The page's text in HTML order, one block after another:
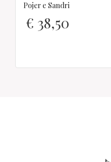
Pojer e Sandri
€ 38,50